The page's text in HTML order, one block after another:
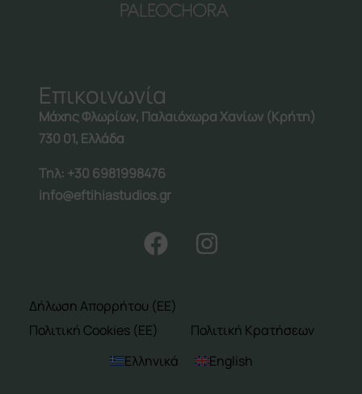
Επικοινωνία
Μάχης Φλωρίων, Παλαιόχωρα Χανίων (Κρήτη)
730 01, Ελλάδα
Τηλ: +30 6981998476
info@eftihiastudios.gr
Δήλωση Απορρήτου (ΕΕ)
Πολιτική Cookies (ΕΕ)
Πολιτική Κρατήσεων
Ελληνικά
English
Follow us: